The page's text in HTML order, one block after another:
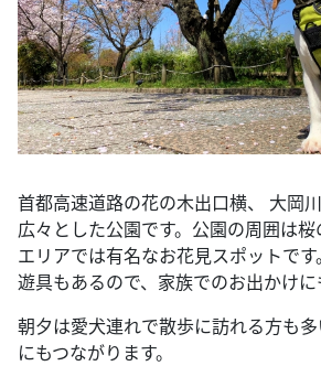
首都高速道路の花の木出口横、 大岡
広々とした公園です。公園の周囲は
エリアでは有名なお花見スポットで
遊具もあるので、家族でのお出かけに
朝夕は愛犬連れで散歩に訪れる方も
にもつながります。